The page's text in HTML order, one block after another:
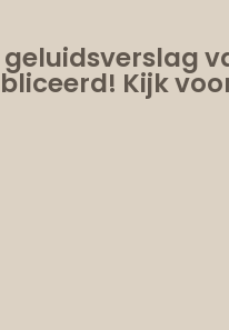
Kijk